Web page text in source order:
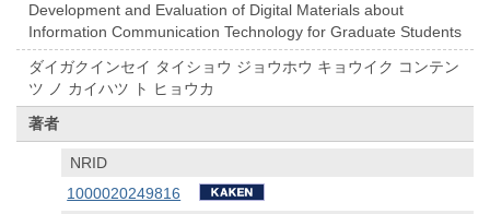
Development and Evaluation of Digital Materials about
Information Communication Technology for Graduate Students
ダイガクインセイ タイショウ ジョウホウ キョウイク コンテン
ツ ノ カイハツ ト ヒョウカ
著者
NRID
1000020249816